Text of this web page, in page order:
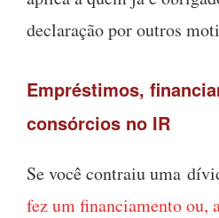
declaração por outros
Empréstimos,
consórcios no IR
Se você contraiu uma
fez um financiamento ou,